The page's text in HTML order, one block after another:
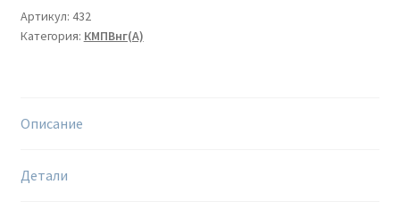
Артикул: 432
Категория: КМПВнг(А)
Описание
Детали